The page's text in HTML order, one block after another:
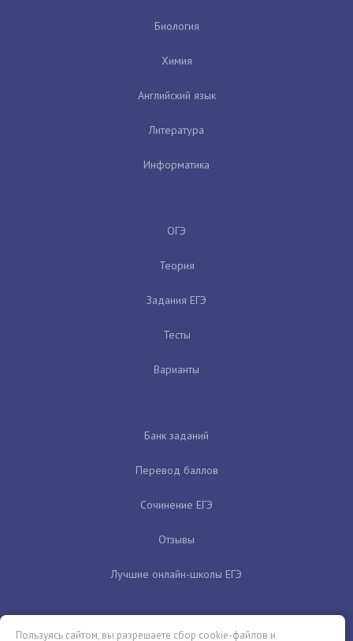
Биология
Химия
Английский язык
Литература
Информатика
ОГЭ
Теория
Задания ЕГЭ
Тесты
Варианты
Банк заданий
Перевод баллов
Сочинение ЕГЭ
Отзывы
Лучшие онлайн-школы ЕГЭ
Пользуясь сайтом, вы разрешаете сбор cookie-файлов и